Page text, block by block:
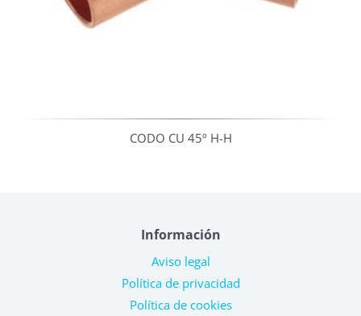
CODO CU 45º H-H
Información
Aviso legal
Política de privacidad
Política de cookies